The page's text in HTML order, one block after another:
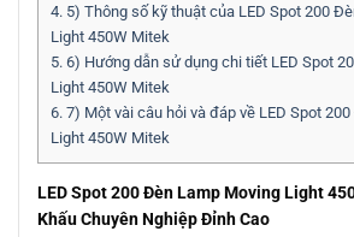
4. 5) Thông số kỹ thuật của LED Spot 200
Light 450W Mitek
5. 6) Hướng dẫn sử dụng chi tiết LED Spot
Light 450W Mitek
6. 7) Một vài câu hỏi và đáp về LED Spot
Light 450W Mitek
LED Spot 200 Đèn Lamp Moving Light
Khấu Chuyên Nghiệp Đỉnh Cao